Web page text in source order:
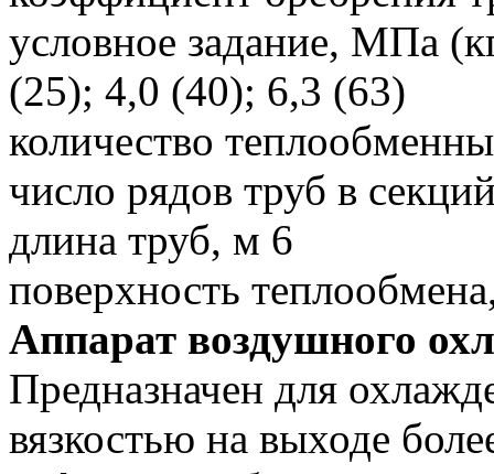
условное задание, МПа
(25); 4,0 (40); 6,3 (63)
количество
число рядов труб в
длина труб, м 6
поверхность
Аппарат воздушного
Предназначен для
вязкостью на выходе